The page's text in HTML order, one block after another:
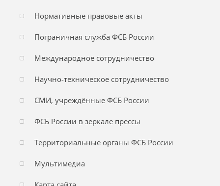
Нормативные правовые акты
Пограничная служба ФСБ России
Международное сотрудничество
Научно-техническое сотрудничество
СМИ, учреждённые ФСБ России
ФСБ России в зеркале прессы
Территориальные органы ФСБ России
Мультимедиа